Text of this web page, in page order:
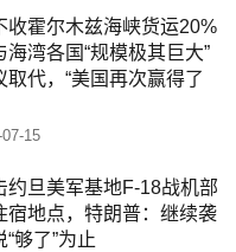
收霍尔木兹海峡货运20%
湾各国“规模极其巨大”
取代，“美国再次赢得了
15
约旦美军基地F-18战机部
宿地点，特朗普：继续袭
够了”为止